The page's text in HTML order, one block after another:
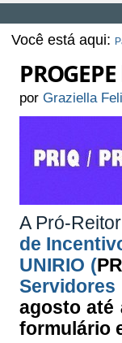
Você está aqui:
porGraziella
A Pró-
de
UNIRIO (
Servidores
agostoaté
formulário